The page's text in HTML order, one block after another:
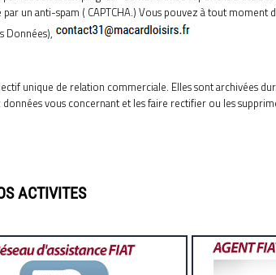
un anti-spam ( CAPTCHA.) Vous pouvez à tout moment
Données),
unique de relation commerciale. Elles sont archivées
vous concernant et les faire rectifier ou les
ACTIVITES